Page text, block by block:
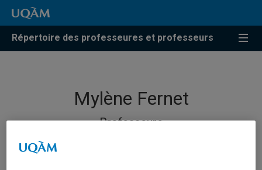
Répertoire des professeures et professeurs
Mylène Fernet
Professeure